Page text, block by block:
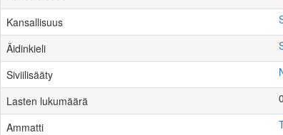
Kansallisuus
Äidinkieli
Siviilisääty
Lasten lukumäärä
Ammatti